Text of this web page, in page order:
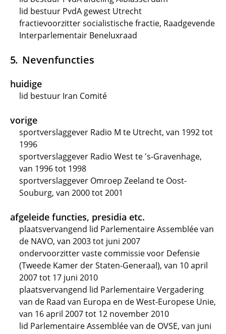
lid bestuur PvdA gewest Utrecht
fractievoorzitter socialistische fractie, Raadgevende
Interparlementair Beneluxraad
Nevenfuncties
huidige
lid bestuur Iran Comité
vorige
sportverslaggever Radio M te Utrecht, van 1992 tot
1996
sportverslaggever Radio West te 's-Gravenhage,
van 1996 tot 1998
sportverslaggever Omroep Zeeland te Oost-
Souburg, van 2000 tot 2001
afgeleide functies, presidia etc.
plaatsvervangend lid Parlementaire Assemblée van
de NAVO, van 2003 tot juni 2007
ondervoorzitter vaste commissie voor Defensie
(Tweede Kamer der Staten-Generaal), van 10 april
2007 tot 17 juni 2010
plaatsvervangend lid Parlementaire Vergadering
van de Raad van Europa en de West-Europese Unie,
van 16 april 2007 tot 12 november 2010
lid Parlementaire Assemblée van de OVSE, van juni